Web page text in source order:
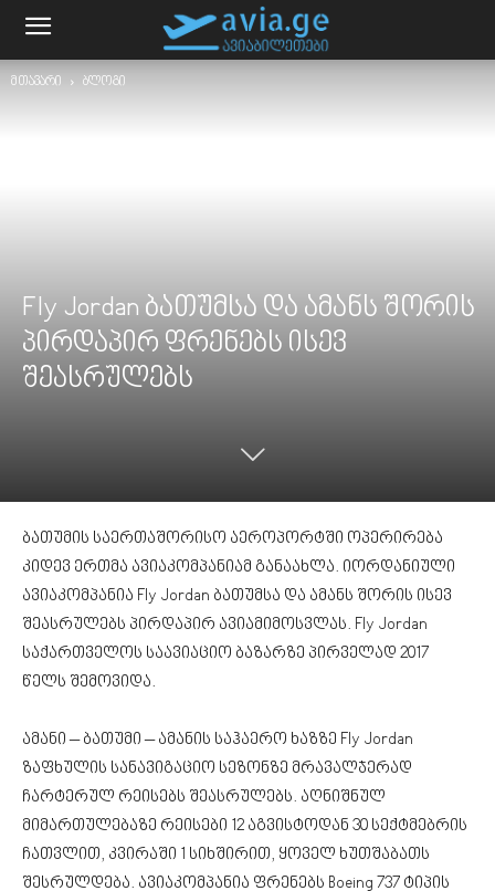
მთავარი ბლოგი
Fly Jordan ბათუმსა და ამანს შორის
პირდაპირ ფრენებს ისევ
შეასრულებს
ბათუმის საერთაშორისო აეროპორტში ოპერირება
კიდევ ერთმა ავიაკომპანიამ განაახლა. იორდანიული
ავიაკომპანია Fly Jordan ბათუმსა და ამანს შორის ისევ
შეასრულებს პირდაპირ ავიამიმოსვლას. Fly Jordan
საქართველოს საავიაციო ბაზარზე პირველად 2017
წელს შემოვიდა.
ამანი – ბათუმი – ამანის საჰაერო ხაზზე Fly Jordan
ზაფხულის სანავიგაციო სეზონზე მრავალჯერად
ჩარტერულ რეისებს შეასრულებს. აღნიშნულ
მიმართულებაზე რეისები 12 აგვისტოდან 30 სექტმებრის
ჩათვლით, კვირაში 1 სიხშირით, ყოველ ხუთშაბათს
შესრულდება. ავიაკომპანია ფრენებს Boeing 737 ტიპის